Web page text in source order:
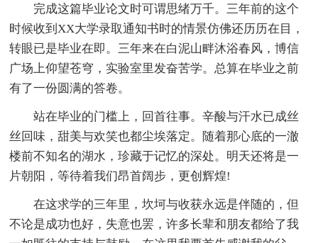
完成这篇毕业论文时可谓思绪万千。三年前的这个
时候收到XX大学录取通知书时的情景仿佛还历历在目，
转眼已是毕业在即。三年来在白泥山畔沐浴春风，博信
广场上仰望苍穹，实验室里发奋苦学。总算在毕业之前
有了一份圆满的答卷。
站在毕业的门槛上，回首往事。辛酸与汗水已成丝
丝回味，甜美与欢笑也都尘埃落定。随着那心底的一澈
楼前不知名的湖水，珍藏于记忆的深处。明天还将是一
片朝阳，等待着我们昂首阔步，更创辉煌!
在这求学的三年里，坎坷与收获永远是伴随的，但
不论是成功也好，失意也罢，许多长辈和朋友都给了我